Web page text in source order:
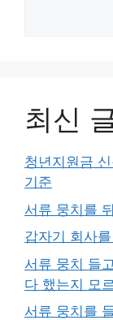
최신
청년지원금
기준
서류 뭉치를
갑자기 회사
서류 뭉치 들
다 했는지 모
서류 뭉치를